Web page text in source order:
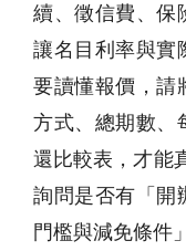
續、徵信費、保
讓名目利率與實
要讀懂報價，請
方式、總期數、
還比較表，才能
詢問是否有「開
門檻與減免條件